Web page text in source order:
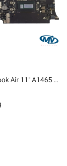
Main Macbook Air 11" A1465 2012 MD223LL/A 820-3208-A